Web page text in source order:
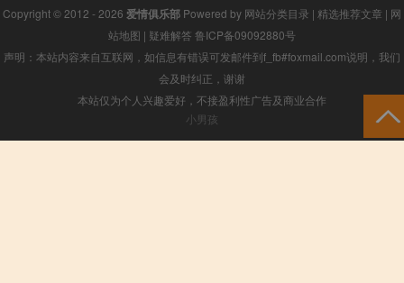
Copyright © 2012 - 2026 爱情俱乐部 Powered by 网站分类目录 | 精选推荐文章 | 网
站地图 | 疑难解答 鲁ICP备09092880号
声明：本站内容来自互联网，如信息有错误可发邮件到f_fb#foxmail.com说明，我们
会及时纠正，谢谢
本站仅为个人兴趣爱好，不接盈利性广告及商业合作
小男孩